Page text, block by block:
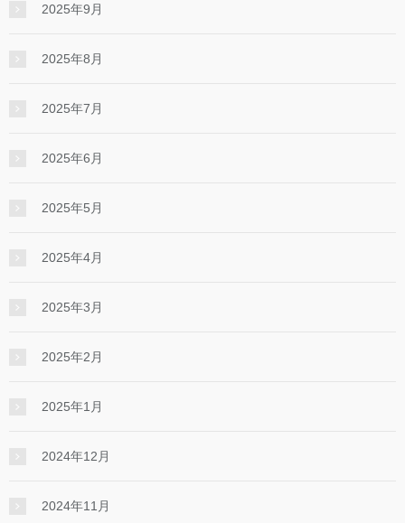
2025年9月
2025年8月
2025年7月
2025年6月
2025年5月
2025年4月
2025年3月
2025年2月
2025年1月
2024年12月
2024年11月